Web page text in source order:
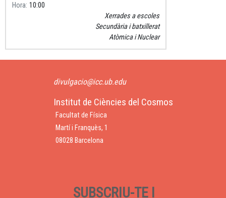
Hora 10:00
Xerrades a escoles
Secundària i batxillerat
Atòmica i Nuclear
divulgacio@icc.ub.edu
Institut de Ciències del Cosmos
Facultat de Física
Martí i Franquès, 1
08028 Barcelona
SUBSCRIU-TE I